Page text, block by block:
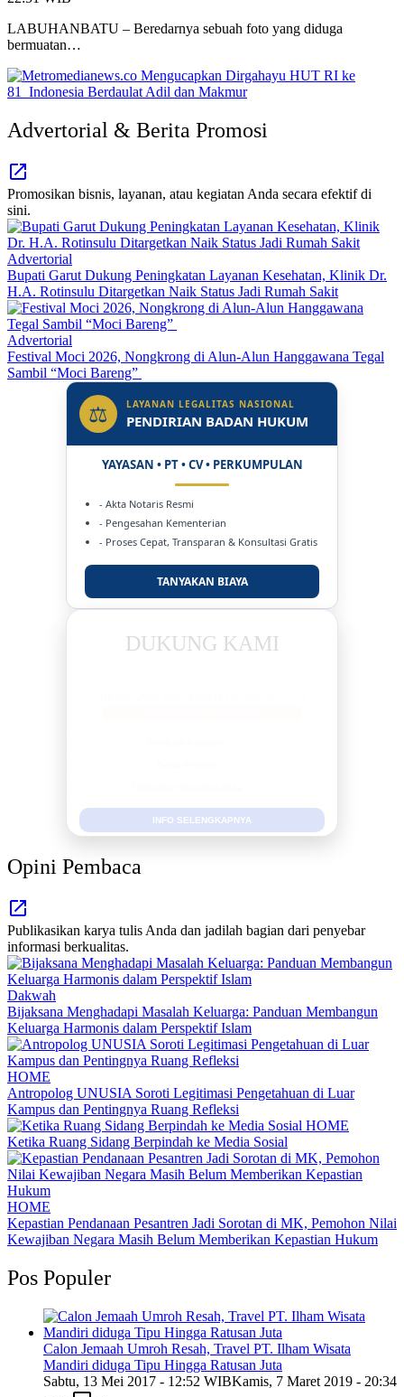
LABUHANBATU – Beredarnya sebuah foto yang diduga
bermuatan…
Advertorial & Berita Promosi
Promosikan bisnis, layanan, atau kegiatan Anda secara efektif di
sini.
Advertorial
Bupati Garut Dukung Peningkatan Layanan Kesehatan, Klinik Dr.
H.A. Rotinsulu Ditargetkan Naik Status Jadi Rumah Sakit
Advertorial
Festival Moci 2026, Nongkrong di Alun-Alun Hanggawana Tegal
Sambil “Moci Bareng”
⚖ LAYANAN LEGALITAS NASIONAL
PENDIRIAN BADAN HUKUM
YAYASAN • PT • CV • PERKUMPULAN
- Akta Notaris Resmi
- Pengesahan Kementerian
- Proses Cepat, Transparan & Konsultasi Gratis
TANYAKAN BIAYA
DUKUNG KAMI
INFO SELENGKAPNYA
Opini Pembaca
Publikasikan karya tulis Anda dan jadilah bagian dari penyebar
informasi berkualitas.
Dakwah
Bijaksana Menghadapi Masalah Keluarga: Panduan Membangun
Keluarga Harmonis dalam Perspektif Islam
HOME
Antropolog UNUSIA Soroti Legitimasi Pengetahuan di Luar
Kampus dan Pentingnya Ruang Refleksi
HOME
Ketika Ruang Sidang Berpindah ke Media Sosial
HOME
Kepastian Pendanaan Pesantren Jadi Sorotan di MK, Pemohon Nilai
Kewajiban Negara Masih Belum Memberikan Kepastian Hukum
Pos Populer
Calon Jemaah Umroh Resah, Travel PT. Ilham Wisata
Mandiri diduga Tipu Hingga Ratusan Juta
Sabtu, 13 Mei 2017 - 12:52 WIBKamis, 7 Maret 2019 - 20:34